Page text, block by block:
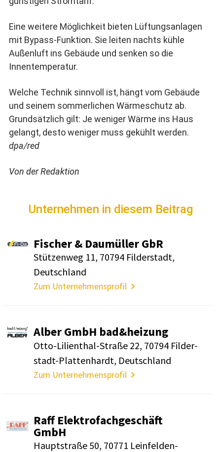
Eine weitere Möglichkeit bieten Lüftungsanlagen
mit Bypass-Funktion. Sie leiten nachts kühle
Außenluft ins Gebäude und senken so die
Innentemperatur.
Welche Technik sinnvoll ist, hängt vom Gebäude
und seinem sommerlichen Wärmeschutz ab.
Grundsätzlich gilt: Je weniger Wärme ins Haus
gelangt, desto weniger muss gekühlt werden.
dpa/red
Von der Redaktion
Unternehmen in diesem Beitrag
Fischer & Daumüller GbR
Stüt­zenweg 11, 70794 Filder­stadt,
Deutsch­land
Zum Unternehmensprofil
Alber GmbH bad&heizung
Otto-Lili­en­thal-Straße 22, 70794 Filder­
stadt-Plat­ten­hardt, Deutsch­land
Zum Unternehmensprofil
Raff Elek­tro­fach­ge­schäft
GmbH
Haupt­straße 50, 70771 Lein­felden-